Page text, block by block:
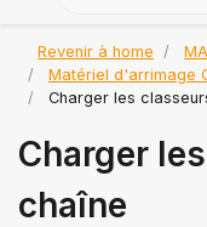
Revenir à home
Matériel d'arrimage
Charger les
Charger
chaîne